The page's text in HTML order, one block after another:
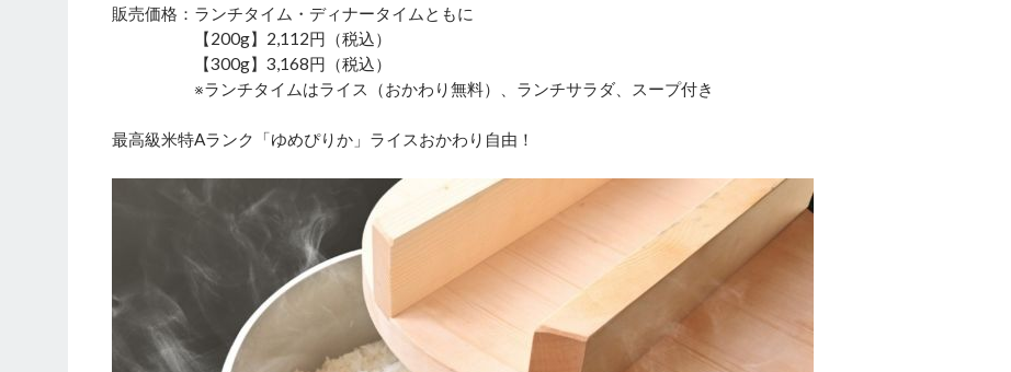
販売価格：ランチタイム・ディナータイムともに
【200g】2,112円（税込）
【300g】3,168円（税込）
※ランチタイムはライス（おかわり無料）、ランチサラダ、スープ付き
最高級米特Aランク「ゆめぴりか」ライスおかわり自由！